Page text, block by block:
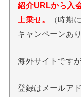
紹介URLから入
上乗せ。
（時期
キャンペーンあり
海外サイトです
登録はメールア